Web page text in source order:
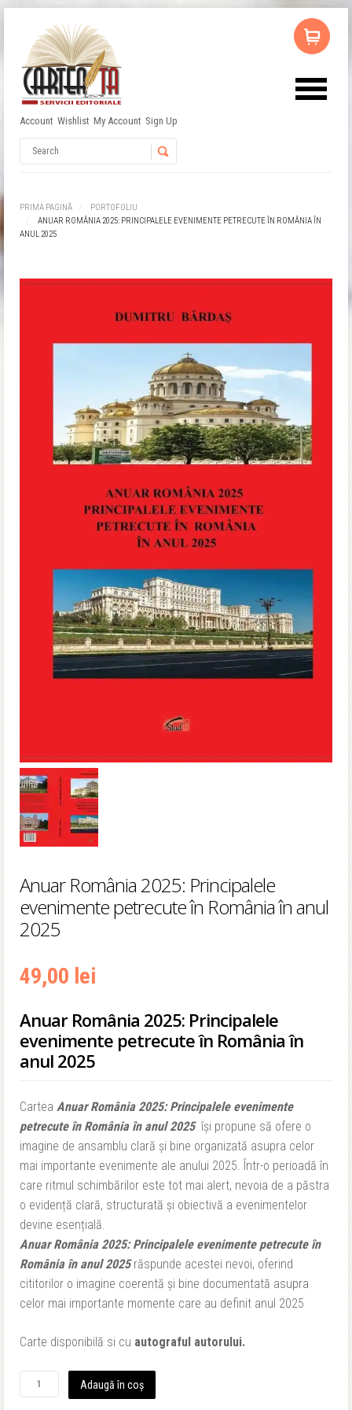
Account Wishlist My Account Sign Up
PRIMA PAGINĂ
PORTOFOLIU
ANUAR ROMÂNIA 2025: PRINCIPALELE EVENIMENTE PETRECUTE ÎN ROMÂNIA ÎN
ANUL 2025
Anuar România 2025: Principalele
evenimente petrecute în România în anul
2025
49,00 lei
Anuar România 2025: Principalele
evenimente petrecute în România în
anul 2025
Cartea Anuar România 2025: Principalele evenimente
petrecute în România în anul 2025își propune să ofere o
imagine de ansamblu clară și bine organizată asupra celor
mai importante evenimente ale anului 2025. Într-o perioadă în
care ritmul schimbărilor este tot mai alert, nevoia de a păstra
o evidență clară, structurată și obiectivă a evenimentelor
devine esențială.
Anuar România 2025: Principalele evenimente petrecute în
România în anul 2025răspunde acestei nevoi, oferind
cititorilor o imagine coerentă și bine documentată asupra
celor mai importante momente care au definit anul 2025
Carte disponibilă si cu autograful autorului.
Cantitate
Anuar
Adaugă în coș
Remember Me